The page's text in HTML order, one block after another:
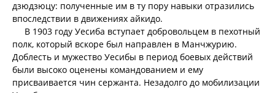
дзюдзюцу: полученные им в ту пору навыки отразились
впоследствии в движениях айкидо.
В 1903 году Уесиба вступает добровольцем в пехотный
полк, который вскоре был направлен в Манчжурию.
Доблесть и мужество Уесибы в период боевых действий
были высоко оценены командованием и ему
присваивается чин сержанта. Незадолго до мобилизации